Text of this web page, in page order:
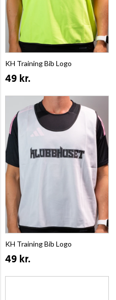
KH Training Bib Logo
49 kr.
KH Training Bib Logo
49 kr.